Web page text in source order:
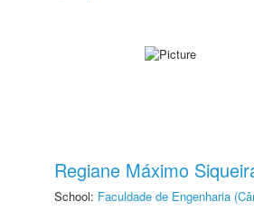
Regiane Máximo
School: Faculdade de Engenharia